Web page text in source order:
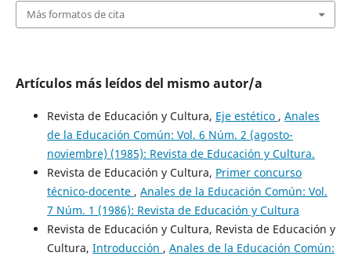
Más formatos de cita
Artículos más leídos del mismo autor/a
Revista de Educación y Cultura, Eje estético , Anales
de la Educación Común: Vol. 6 Núm. 2 (agosto-
noviembre) (1985): Revista de Educación y Cultura.
Revista de Educación y Cultura, Primer concurso
técnico-docente , Anales de la Educación Común: Vol.
7 Núm. 1 (1986): Revista de Educación y Cultura
Revista de Educación y Cultura, Revista de Educación y
Cultura, Introducción , Anales de la Educación Común: